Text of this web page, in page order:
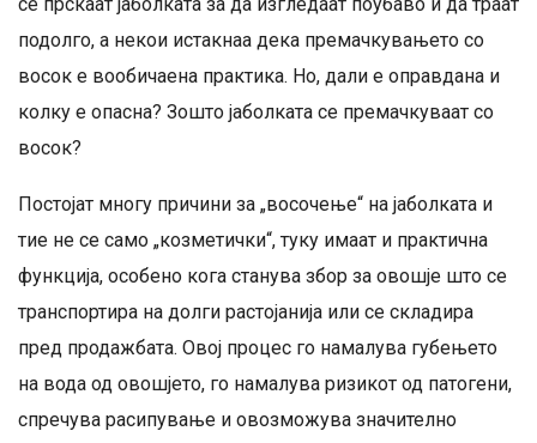
се прскаат јаболката за да изгледаат поубаво и да траат
подолго, а некои истакнаа дека премачкувањето со
восок е вообичаена практика. Но, дали е оправдана и
колку е опасна? Зошто јаболката се премачкуваат со
восок?
Постојат многу причини за „восочење“ на јаболката и
тие не се само „козметички“, туку имаат и практична
функција, особено кога станува збор за овошје што се
транспортира на долги растојанија или се складира
пред продажбата. Овој процес го намалува губењето
на вода од овошјето, го намалува ризикот од патогени,
спречува расипување и овозможува значително